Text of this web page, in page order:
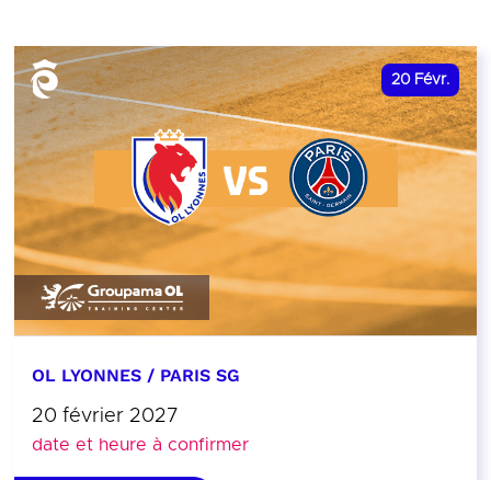
20 Févr.
OL LYONNES / PARIS SG
20 février 2027
date et heure à confirmer